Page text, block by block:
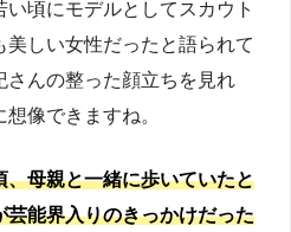
頃にモデルとしてスカウト
しい女性だったと語られて
さんの整った顔立ちを見れ
像できますね。
母親と一緒に歩いていたと
能界入りのきっかけだった